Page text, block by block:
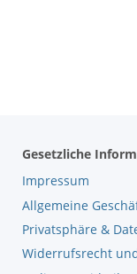
Gesetzliche
Impressum
Allgemeine
Privatsphäre &
Widerrufsrecht